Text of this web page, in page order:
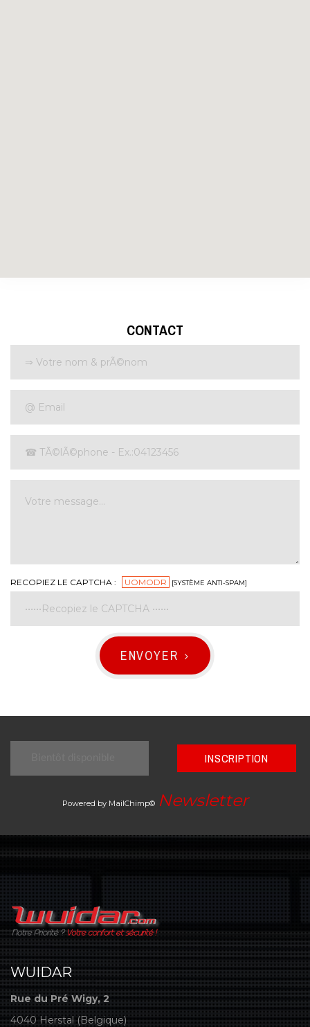
CONTACT
RECOPIEZ LE CAPTCHA : UOMODR [SYSTÈME ANTI-SPAM]
ENVOYER
INSCRIPTION
Powered by MailChimp© Newsletter
WUIDAR
Rue du Pré Wigy, 2
4040 Herstal (Belgique)